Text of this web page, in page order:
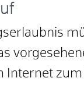
Internet